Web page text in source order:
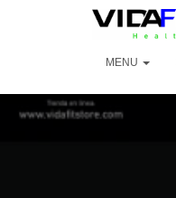
MENU